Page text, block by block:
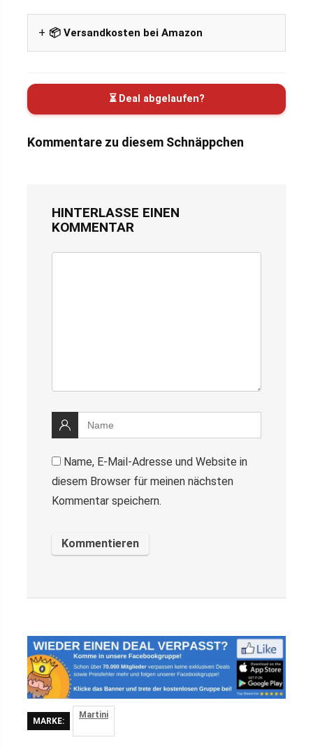
📦 Versandkosten bei Amazon
⏳ Deal abgelaufen?
Kommentare zu diesem Schnäppchen
HINTERLASSE EINEN
KOMMENTAR
Name, E-Mail-Adresse und Website in
diesem Browser für meinen nächsten
Kommentar speichern.
MARKE:
Martini